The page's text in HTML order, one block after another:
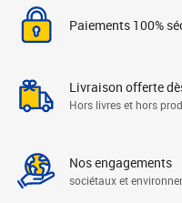
Paiements 100%
Livraison offerte
Hors livres et hors
Nos engagements
sociétaux et